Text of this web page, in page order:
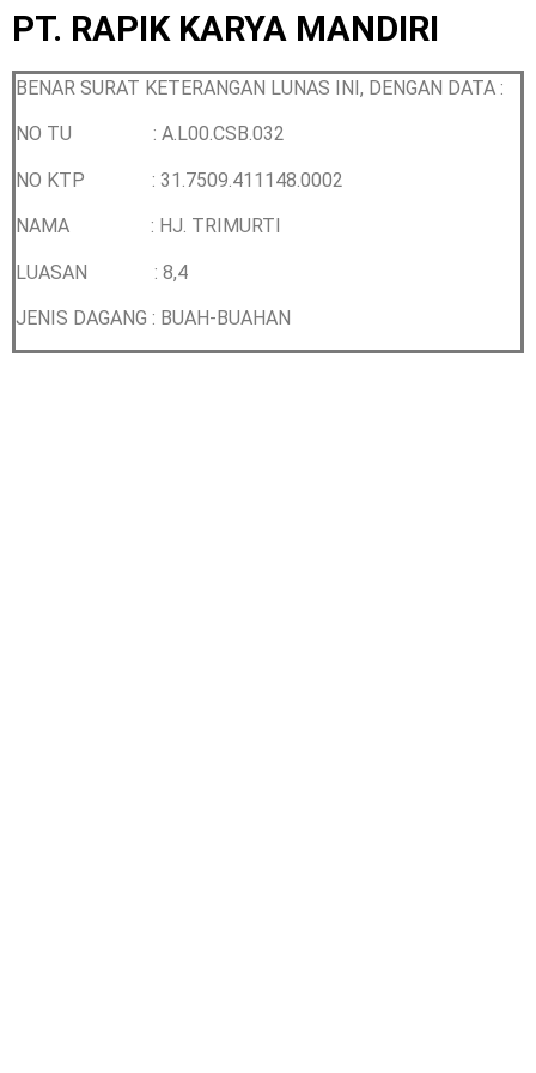
PT. RAPIK KARYA MANDIRI
BENAR SURAT KETERANGAN LUNAS INI, DENGAN DATA :
NO TU : A.L00.CSB.032
NO KTP : 31.7509.411148.0002
NAMA : HJ. TRIMURTI
LUASAN : 8,4
JENIS DAGANG : BUAH-BUAHAN